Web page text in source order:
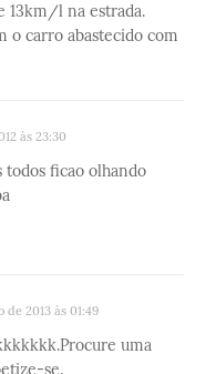
13km/l na estrada.
o carro abastecido com
às 23:30
ficao olhando
de 2013 às 01:49
uma
se.